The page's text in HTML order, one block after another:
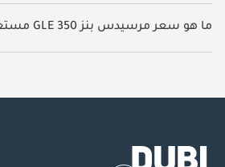
6 سيارة مرسيدس بنز GLE 350 مستعملة متوفرة للبيع في دبي.
ما هو سعر مرسيدس بنز GLE 350 مستعملة في دبي؟
يبدأ سعر سيارة مرسيدس بنز GLE 350 مستعملة في دبي